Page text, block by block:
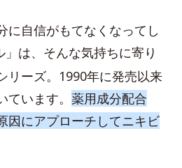
に自信がもてなくなってし
は、そんな気持ちに寄り
リーズ。1990年に発売以来
います。 薬用成分配合
因にアプローチしてニキビ